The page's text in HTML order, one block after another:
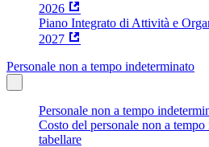
2026
Piano Integrato di Attività e
2027
Personale non a tempo indeterminato
Personale non a tempo
Costo del personale non a
tabellare